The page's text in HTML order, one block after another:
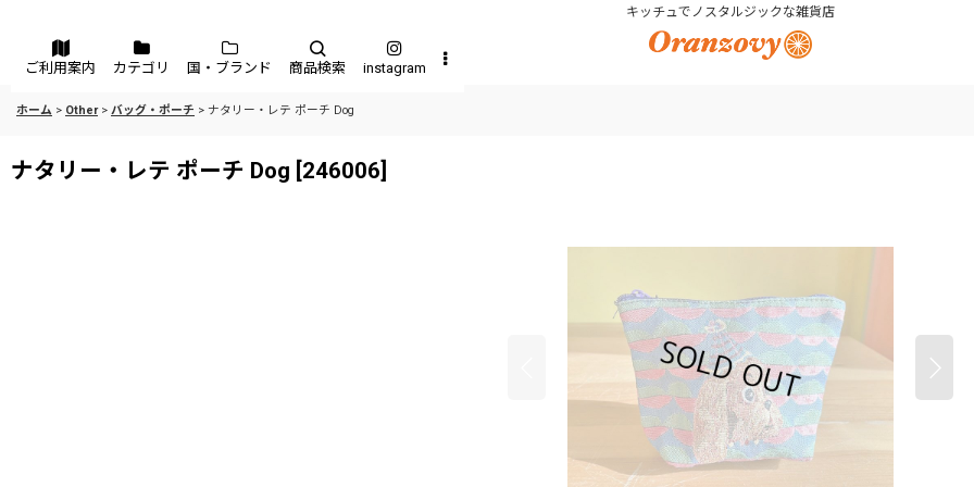
キッチュでノスタルジックな雑貨店
メニュー
ご利用案内 カテゴリ 国・ブランド 商品検索 instagram
ホーム > Other > バッグ・ポーチ > ナタリー・レテ ポーチ Dog
ナタリー・レテ ポーチ Dog [246006]